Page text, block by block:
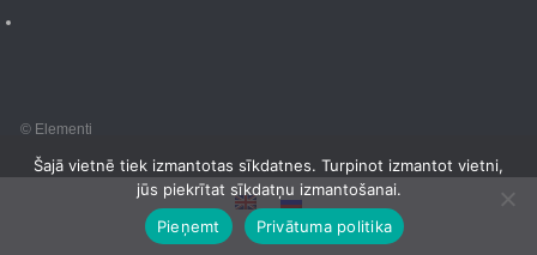
© Elementi
Šajā vietnē tiek izmantotas sīkdatnes. Turpinot izmantot vietni,
jūs piekrītat sīkdatņu izmantošanai.
Pieņemt
Privātuma politika